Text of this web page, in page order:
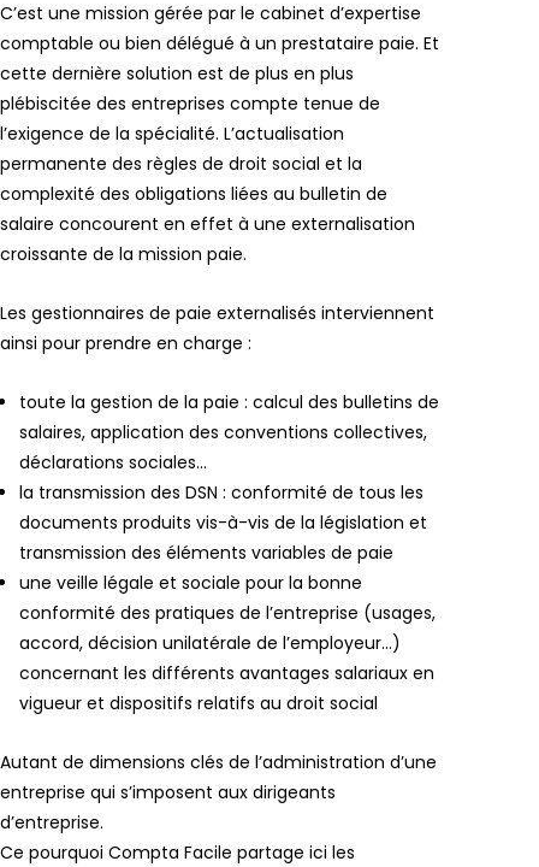
C’est une mission gérée par le cabinet d’expertise
comptable ou bien délégué à un prestataire paie. Et
cette dernière solution est de plus en plus
plébiscitée des entreprises compte tenue de
l’exigence de la spécialité. L’actualisation
permanente des règles de droit social et la
complexité des obligations liées au bulletin de
salaire concourent en effet à une externalisation
croissante de la mission paie.
Les gestionnaires de paie externalisés interviennent
ainsi pour prendre en charge :
toute la gestion de la paie : calcul des bulletins de
salaires, application des conventions collectives,
déclarations sociales…
la transmission des DSN : conformité de tous les
documents produits vis-à-vis de la législation et
transmission des éléments variables de paie
une veille légale et sociale pour la bonne
conformité des pratiques de l’entreprise (usages,
accord, décision unilatérale de l’employeur…)
concernant les différents avantages salariaux en
vigueur et dispositifs relatifs au droit social
Autant de dimensions clés de l’administration d’une
entreprise qui s’imposent aux dirigeants
d’entreprise.
Ce pourquoi Compta Facile partage ici les